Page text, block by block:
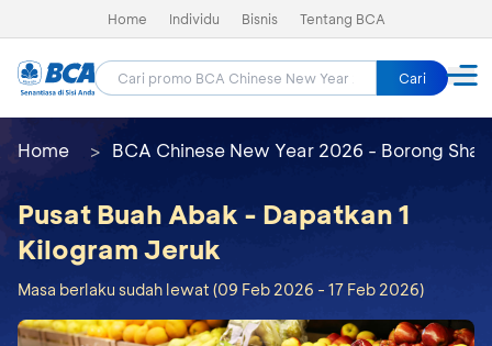
Home Individu Bisnis Tentang BCA
Cari
Home BCA Chinese New Year 2026 - Borong Shay
Pusat Buah Abak - Dapatkan 1
Kilogram Jeruk
Masa berlaku sudah lewat (09 Feb 2026 - 17 Feb 2026)